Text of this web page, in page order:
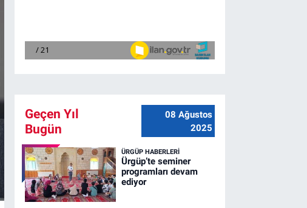
Geçen Yıl
Bugün
08 Ağustos
2025
ÜRGÜP HABERLERI
Ürgüp’te seminer
programları devam
ediyor